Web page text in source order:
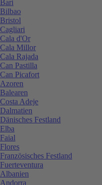
Bari
Bilbao
Bristol
Cagliari
Cala d'Or
Cala Millor
Cala Rajada
Can Pastilla
Can Picafort
Azoren
Balearen
Costa Adeje
Dalmatien
Dänisches Festland
Elba
Faial
Flores
Französisches Festland
Fuerteventura
Albanien
Andorra